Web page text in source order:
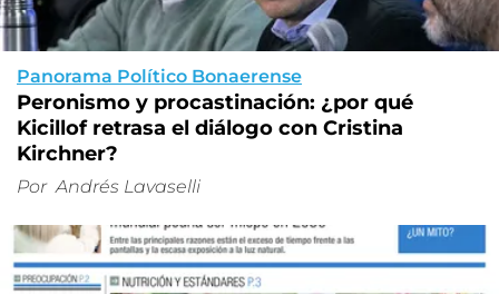
Panorama Político Bonaerense
Peronismo y procastinación: ¿por qué
Kicillof retrasa el diálogo con Cristina
Kirchner?
Por Andrés Lavaselli